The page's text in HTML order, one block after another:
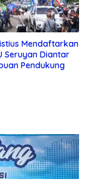
Mendaftarkan
Seruyan Diantar
Pendukung